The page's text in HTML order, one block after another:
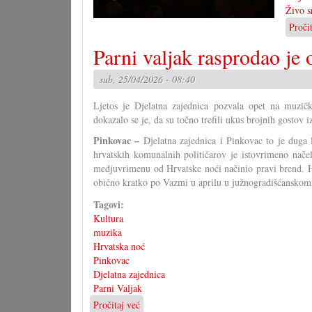
Živo
Parni valjak rasprodao je
sub, 25/04/2026 - 08:40
Ljetos je Djelatna zajednica pozvala opet na
dokazalo se je, da su točno trefili ukus brojnih gostov
Pinkovac – Djelatna zajednica i Pinkovac to je
hrvatskih komunalnih političarov je istovrimeno
medjuvrimenu od Hrvatske noći načinio pravi brend.
obično kratko po Vazmi u aprilu u
Tagovi:
Kultura
muzika
Hrvatska noć
Pinkovac
Djelatna zajednica
Parni Valjak
Pročitaj već